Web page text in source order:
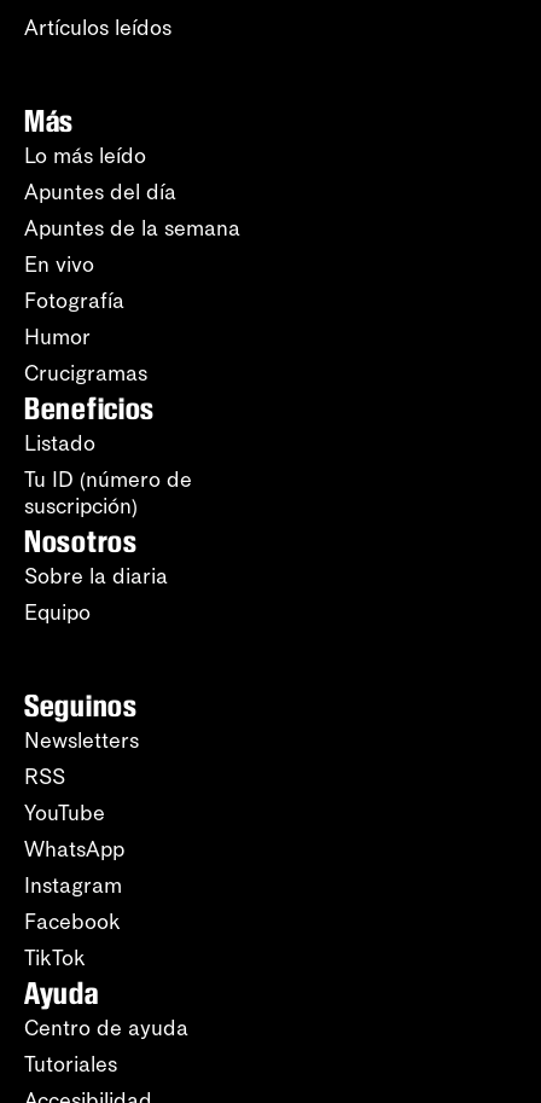
Artículos leídos
Más
Lo más leído
Apuntes del día
Apuntes de la semana
En vivo
Fotografía
Humor
Crucigramas
Beneficios
Listado
Tu ID (número de
suscripción)
Nosotros
Sobre la diaria
Equipo
Seguinos
Newsletters
RSS
YouTube
WhatsApp
Instagram
Facebook
TikTok
Ayuda
Centro de ayuda
Tutoriales